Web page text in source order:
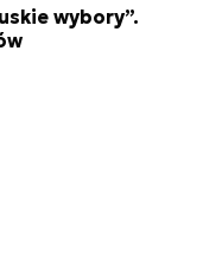
wybory”.